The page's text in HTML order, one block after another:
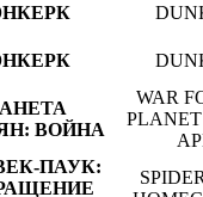
ВОЙНА
WAR
ПАУК: